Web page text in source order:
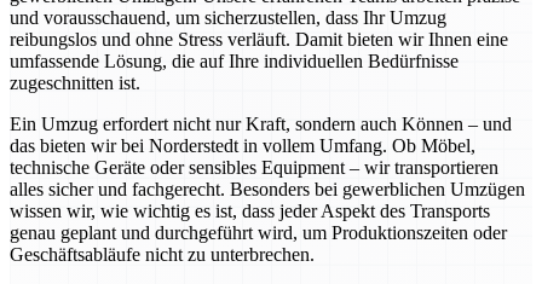
und vorausschauend, um sicherzustellen, dass Ihr Umzug
reibungslos und ohne Stress verläuft. Damit bieten wir Ihnen eine
umfassende Lösung, die auf Ihre individuellen Bedürfnisse
zugeschnitten ist.
Ein Umzug erfordert nicht nur Kraft, sondern auch Können – und
das bieten wir bei Norderstedt in vollem Umfang. Ob Möbel,
technische Geräte oder sensibles Equipment – wir transportieren
alles sicher und fachgerecht. Besonders bei gewerblichen Umzügen
wissen wir, wie wichtig es ist, dass jeder Aspekt des Transports
genau geplant und durchgeführt wird, um Produktionszeiten oder
Geschäftsabläufe nicht zu unterbrechen.